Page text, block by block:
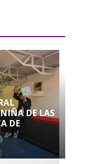
DE LAS
DE